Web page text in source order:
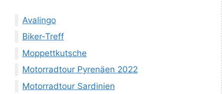
Avalingo
Biker-Treff
Moppettkutsche
Motorradtour Pyrenäen 2022
Motorradtour Sardinien